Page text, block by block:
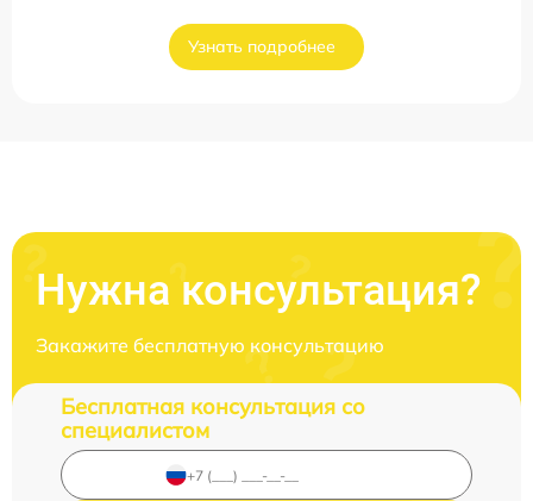
Узнать подробнее
Нужна консультация?
Закажите бесплатную консультацию
Бесплатная консультация со
специалистом